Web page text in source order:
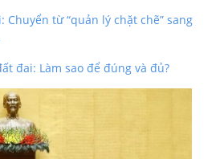
Chuyển từ “quản lý chặt chẽ” sang
đai: Làm sao để đúng và đủ?